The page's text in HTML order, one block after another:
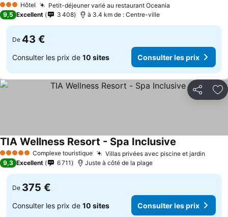
3 ÉtoilesHôtel Petit-déjeuner varié au restaurant Oceania
9,5 Excellent 3 408 à 3.4 km de : Centre-ville
De 43 €
Consulter les prix de 10 sites Consulter les prix
Partager
5 Étoiles Complexe touristique Villas privées avec piscine et jardin
TIA Wellness Resort - Spa Inclusive
9,3 Excellent 6 711 Juste à côté de la plage
De 375 €
Consulter les prix de 10 sites Consulter les prix